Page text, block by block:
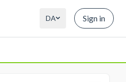
DA Sign in